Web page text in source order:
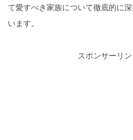
て愛すべき家族について徹底的に
います。
スポンサーリン